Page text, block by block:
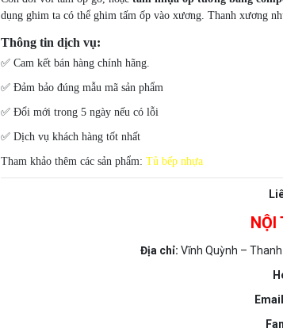
dụng ghim ta có thể ghim tấm ốp vào xương. Thanh xương
Thông tin dịch vụ:
✅Cam kết bán hàng chính hãng.
✅Đảm bảo đúng mẫu mã sản phẩm
✅Đổi mới trong 5 ngày nếu có lỗi
✅Dịch vụ khách hàng tốt nhất
Tham khảo thêm các sản phẩm:Tủ bếp nhựa
NỘI
Địa chỉ:Vĩnh Quỳnh –